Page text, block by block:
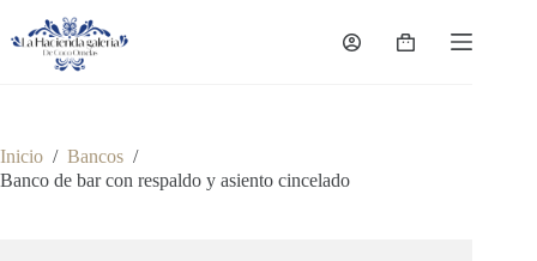
contenido
Carro
Inicio / Bancos /
Banco de bar con respaldo y asiento cincelado